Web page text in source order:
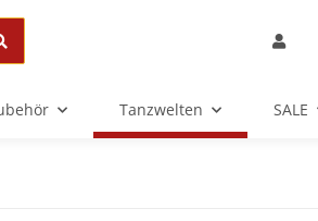
Tanzwelten SALE